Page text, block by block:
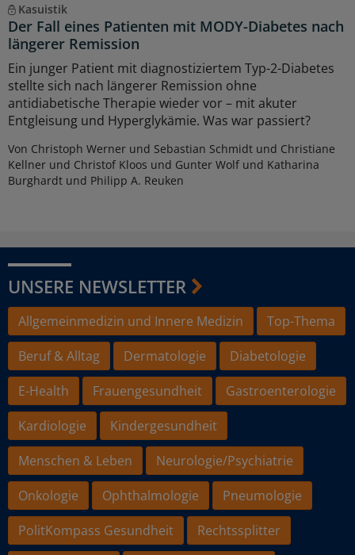
Kasuistik
Der Fall eines Patienten mit MODY-Diabetes nach
längerer Remission
Ein junger Patient mit diagnostiziertem Typ-2-Diabetes
stellte sich nach längerer Remission ohne
antidiabetische Therapie wieder vor – mit akuter
Entgleisung und Hyperglykämie. Was war passiert?
Von Christoph Werner und Sebastian Schmidt und Christiane
Kellner und Christof Kloos und Gunter Wolf und Katharina
Burghardt und Philipp A. Reuken
UNSERE NEWSLETTER
Allgemeinmedizin und Innere Medizin
Top-Thema
Beruf & Alltag
Dermatologie
Diabetologie
E-Health
Frauengesundheit
Gastroenterologie
Kardiologie
Kindergesundheit
Menschen & Leben
Neurologie/Psychiatrie
Onkologie
Ophthalmologie
Pneumologie
PolitKompass Gesundheit
Rechtssplitter